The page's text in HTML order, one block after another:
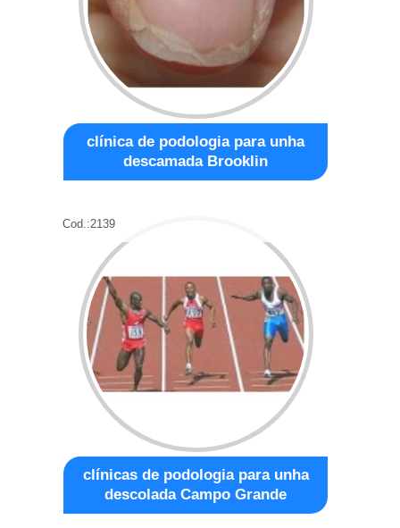
clínica de podologia para unha
descamada Brooklin
Cod.:2139
clínicas de podologia para unha
descolada Campo Grande